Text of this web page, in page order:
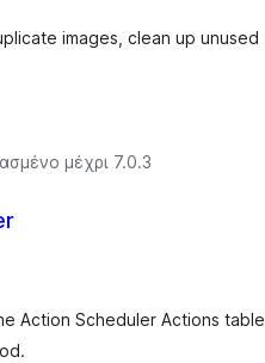
images, clean up unused
μέχρι 7.0.3
Action Scheduler Actions table,